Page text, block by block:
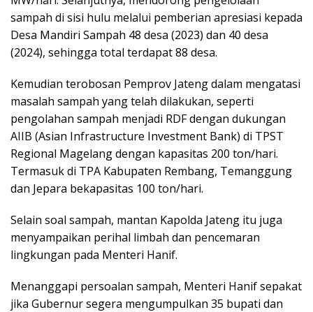
sampah di sisi hulu melalui pemberian apresiasi kepada
Desa Mandiri Sampah 48 desa (2023) dan 40 desa
(2024), sehingga total terdapat 88 desa.
Kemudian terobosan Pemprov Jateng dalam mengatasi
masalah sampah yang telah dilakukan, seperti
pengolahan sampah menjadi RDF dengan dukungan
AIIB (Asian Infrastructure Investment Bank) di TPST
Regional Magelang dengan kapasitas 200 ton/hari.
Termasuk di TPA Kabupaten Rembang, Temanggung
dan Jepara bekapasitas 100 ton/hari.
Selain soal sampah, mantan Kapolda Jateng itu juga
menyampaikan perihal limbah dan pencemaran
lingkungan pada Menteri Hanif.
Menanggapi persoalan sampah, Menteri Hanif sepakat
jika Gubernur segera mengumpulkan 35 bupati dan